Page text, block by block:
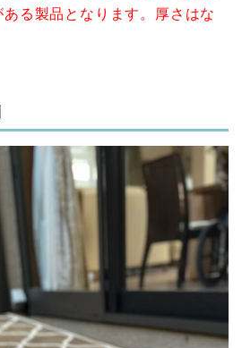
る製品となります。厚さはな